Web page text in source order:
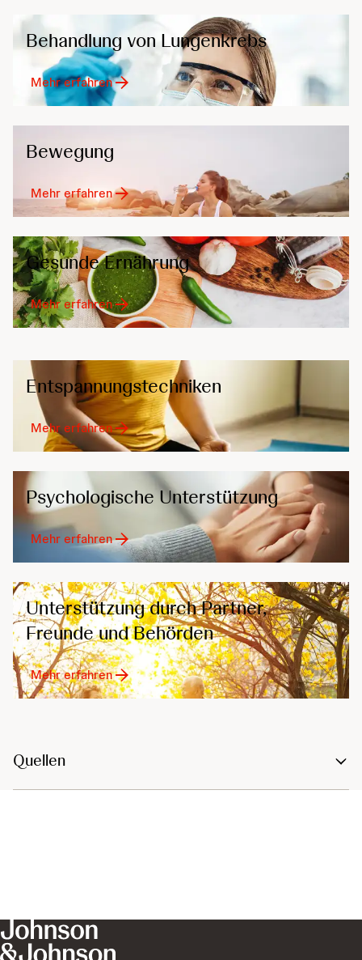
Behandlung von Lungenkrebs
Mehr erfahren
Bewegung
Mehr erfahren
Gesunde Ernährung
Mehr erfahren
Entspannungstechniken
Mehr erfahren
Psychologische Unterstützung
Mehr erfahren
Unterstützung durch Partner,
Freunde und Behörden
Mehr erfahren
Quellen